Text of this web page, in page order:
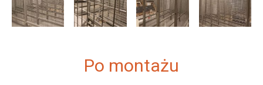
Po montażu